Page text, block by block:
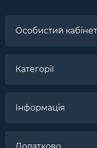
Особистий кабінет
Категорії
Інформація